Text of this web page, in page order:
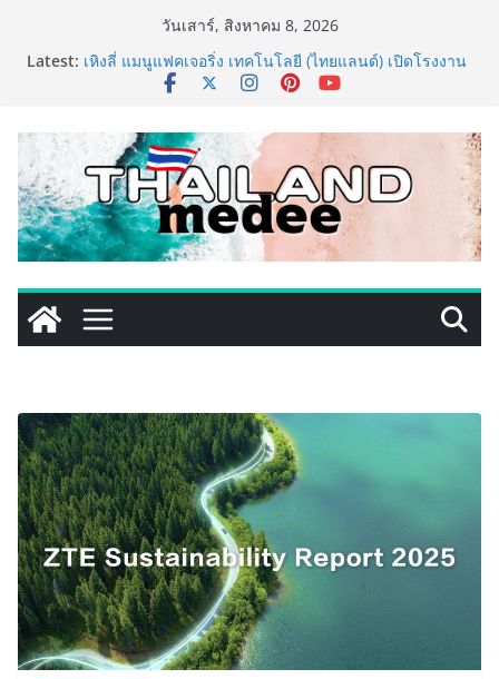
วันเสาร์, สิงหาคม 8, 2026
Latest: เหิงลี่ แมนูแฟคเจอริ่ง เทคโนโลยี (ไทยแลนด์) เปิดโรงงาน
แห่งใหม่ในชลบุรี เดินหน้าขยายฐานการผลิตสู่เอเชียตะวัน
TECNO ประกาศทรานส์ฟอร์มจากเกมมิ่งโฟน สู่ไลฟ์สไตล์
แฟชั่นไอเท็ม เสิร์ฟใหญ่ปักหมุดแลนมาร์คใหม่กลางสถานี
MRT วาง POVA 8 Series จุดเริ่มต้นครั้งสำคัญ
PIPPER STANDARD® เปิดตัวแชมพูอาบน้ำ และ โฟมอาบ
แห้งสัตว์เลี้ยง ชูนวัตกรรมพลังธรรมชาติ “Zero-Residue”
เลียขนได้ ปลอดภัย ไร้สารตกค้าง
เริ่มแล้ว! อ.ต.ก.แฟร์ 4 ภาค @ภาคกลาง “มนต์เสน่ห์เกษตร
ไทย สู่ใจกลางมหานคร” ชวนชิม ช้อป สินค้าเกษตร
คุณภาพจากทั่วไทย วันนี้ – 8 สิงหาคมนี้ ณ ลานคนเมือง
ททท. ประกาศความสำเร็จ Village to the World Season
5 ผนึก 9 พันธมิตร ขับเคลื่อน ESG Tourism สืบสานพระ